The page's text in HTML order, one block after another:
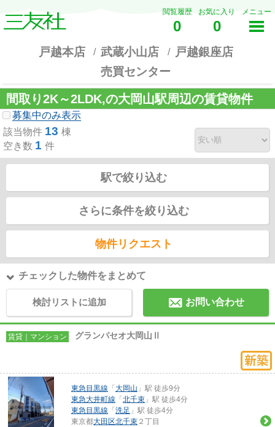
閲覧履歴
0
お気に入り
0
メニュー
戸越本店 武蔵小山店
戸越銀座店
売買センター
間取り2K～2LDK,の大岡山駅周辺の賃貸物件
募集中のみ表示
該当物件 13 棟
空き数 1 件
駅で絞り込む
さらに条件を絞り込む
物件リクエスト
チェックした物件をまとめて
検討リストに追加 お問い合わせ
賃貸｜マンション グランパセオ大岡山Ⅱ
東急目黒線 「 大岡山 」駅 徒歩9分
東急大井町線 「 北千束 」駅 徒歩4分
東急目黒線 「 洗足 」駅 徒歩4分
東京都大田区北千束 ２丁目